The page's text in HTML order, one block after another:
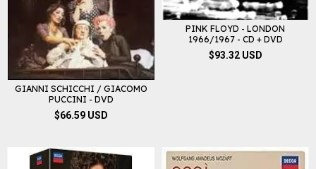
GIANNI SCHICCHI / GIACOMO
PUCCINI - DVD
$66.59 USD
PINK FLOYD - LONDON
1966/1967 - CD + DVD
$93.32 USD